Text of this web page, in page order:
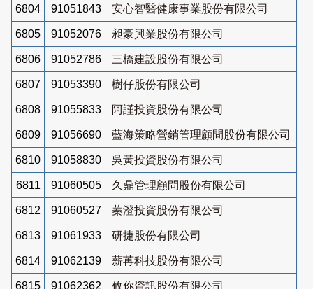
6804 91051843 安心智醫健康事業股份有限公司
6805 91052076 昶豪興業股份有限公司
6806 91052786 三橋建設股份有限公司
6807 91053390 樹仔股份有限公司
6808 91055833 阿謹投資股份有限公司
6809 91056690 藍海策略營銷管理顧問股份有限公司
6810 91058830 吳黃投資股份有限公司
6811 91060505 久鼎管理顧問股份有限公司
6812 91060527 蓁澄投資股份有限公司
6813 91061933 研捷股份有限公司
6814 91062139 薪苒科技股份有限公司
6815 91062362 攸你資訊股份有限公司